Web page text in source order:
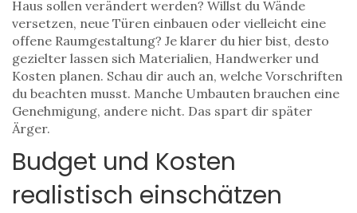
Haus sollen verändert werden? Willst du Wände
versetzen, neue Türen einbauen oder vielleicht eine
offene Raumgestaltung? Je klarer du hier bist, desto
gezielter lassen sich Materialien, Handwerker und
Kosten planen. Schau dir auch an, welche Vorschriften
du beachten musst. Manche Umbauten brauchen eine
Genehmigung, andere nicht. Das spart dir später
Ärger.
Budget und Kosten
realistisch einschätzen